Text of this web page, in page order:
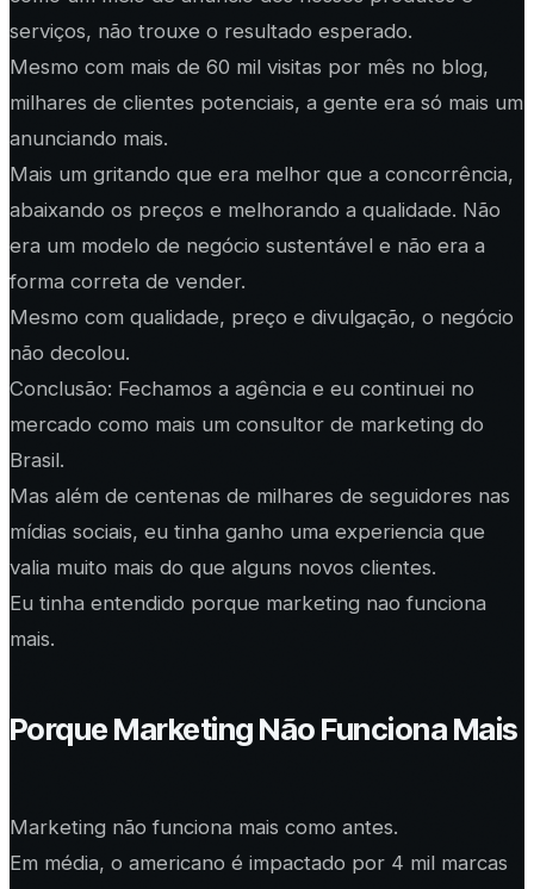
serviços, não trouxe o resultado esperado.
Mesmo com mais de 60 mil visitas por mês no blog,
milhares de clientes potenciais, a gente era só mais um
anunciando mais.
Mais um gritando que era melhor que a concorrência,
abaixando os preços e melhorando a qualidade. Não
era um modelo de negócio sustentável e não era a
forma correta de vender.
Mesmo com qualidade, preço e divulgação, o negócio
não decolou.
Conclusão: Fechamos a agência e eu continuei no
mercado como mais um consultor de marketing do
Brasil.
Mas além de centenas de milhares de seguidores nas
mídias sociais, eu tinha ganho uma experiencia que
valia muito mais do que alguns novos clientes.
Eu tinha entendido porque marketing nao funciona
mais.
Porque Marketing Não Funciona Mais
Marketing não funciona mais como antes.
Em média, o americano é impactado por 4 mil marcas